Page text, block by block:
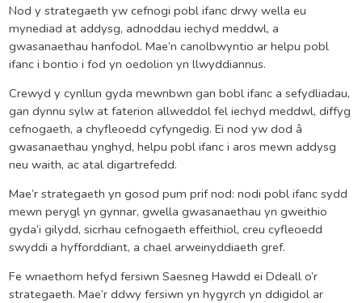
Nod y strategaeth yw cefnogi pobl ifanc drwy wella eu
mynediad at addysg, adnoddau iechyd meddwl, a
gwasanaethau hanfodol. Mae’n canolbwyntio ar helpu pobl
ifanc i bontio i fod yn oedolion yn llwyddiannus.
Crewyd y cynllun gyda mewnbwn gan bobl ifanc a sefydliadau,
gan dynnu sylw at faterion allweddol fel iechyd meddwl, diffyg
cefnogaeth, a chyfleoedd cyfyngedig. Ei nod yw dod â
gwasanaethau ynghyd, helpu pobl ifanc i aros mewn addysg
neu waith, ac atal digartrefedd.
Mae’r strategaeth yn gosod pum prif nod: nodi pobl ifanc sydd
mewn perygl yn gynnar, gwella gwasanaethau yn gweithio
gyda’i gilydd, sicrhau cefnogaeth effeithiol, creu cyfleoedd
swyddi a hyfforddiant, a chael arweinyddiaeth gref.
Fe wnaethom hefyd fersiwn Saesneg Hawdd ei Ddeall o’r
strategaeth. Mae’r ddwy fersiwn yn hygyrch yn ddigidol ar